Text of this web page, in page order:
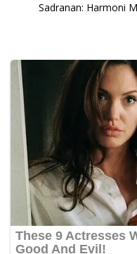
Sadranan: Harmoni